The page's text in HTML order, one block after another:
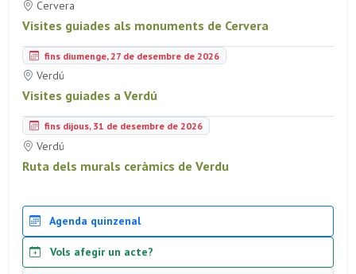
Cervera
Visites guiades als monuments de Cervera
fins diumenge, 27 de desembre de 2026
Verdú
Visites guiades a Verdú
fins dijous, 31 de desembre de 2026
Verdú
Ruta dels murals ceràmics de Verdu
Agenda quinzenal
Vols afegir un acte?